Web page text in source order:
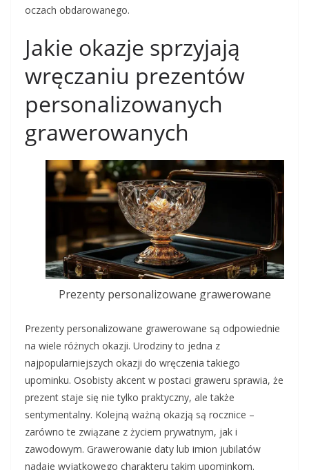
oczach obdarowanego.
Jakie okazje sprzyjają
wręczaniu prezentów
personalizowanych
grawerowanych
Prezenty personalizowane grawerowane
Prezenty personalizowane grawerowane są odpowiednie
na wiele różnych okazji. Urodziny to jedna z
najpopularniejszych okazji do wręczenia takiego
upominku. Osobisty akcent w postaci graweru sprawia, że
prezent staje się nie tylko praktyczny, ale także
sentymentalny. Kolejną ważną okazją są rocznice –
zarówno te związane z życiem prywatnym, jak i
zawodowym. Grawerowanie daty lub imion jubilatów
nadaje wyjątkowego charakteru takim upominkom.